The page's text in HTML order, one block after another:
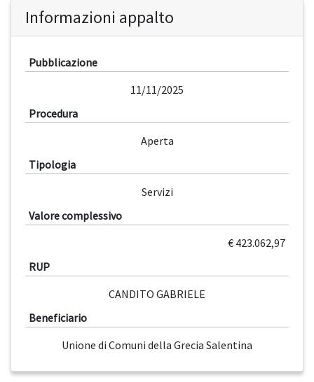
Informazioni appalto
Pubblicazione
11/11/2025
Procedura
Aperta
Tipologia
Servizi
Valore complessivo
€ 423.062,97
RUP
CANDITO GABRIELE
Beneficiario
Unione di Comuni della Grecia Salentina